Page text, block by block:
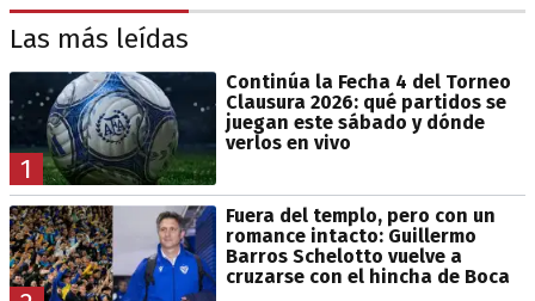
Las más leídas
1
Continúa la Fecha 4 del Torneo
Clausura 2026: qué partidos se
juegan este sábado y dónde
verlos en vivo
Fuera del templo, pero con un
romance intacto: Guillermo
Barros Schelotto vuelve a
cruzarse con el hincha de Boca